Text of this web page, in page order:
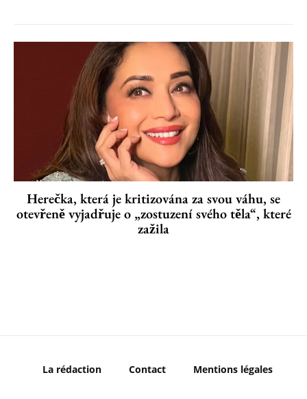
Herečka, která je kritizována za svou váhu, se
otevřeně vyjadřuje o „zostuzení svého těla“, které
zažila
La rédaction Contact Mentions légales